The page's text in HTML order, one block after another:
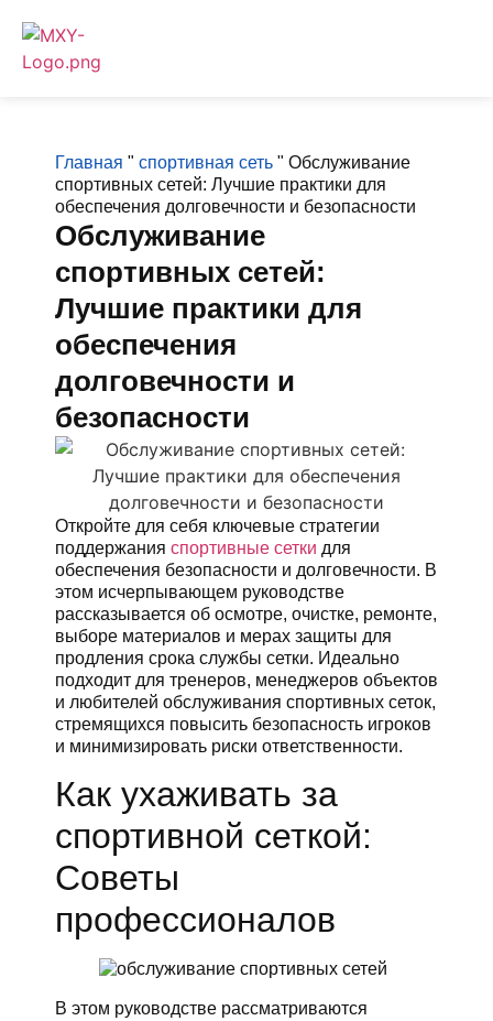
Главная " спортивная сеть " Обслуживание
спортивных сетей: Лучшие практики для
обеспечения долговечности и безопасности
Обслуживание
спортивных сетей:
Лучшие практики для
обеспечения
долговечности и
безопасности
Откройте для себя ключевые стратегии
поддержания спортивные сетки для
обеспечения безопасности и долговечности. В
этом исчерпывающем руководстве
рассказывается об осмотре, очистке, ремонте,
выборе материалов и мерах защиты для
продления срока службы сетки. Идеально
подходит для тренеров, менеджеров объектов
и любителей обслуживания спортивных сеток,
стремящихся повысить безопасность игроков
и минимизировать риски ответственности.
Как ухаживать за
спортивной сеткой:
Советы
профессионалов
В этом руководстве рассматриваются